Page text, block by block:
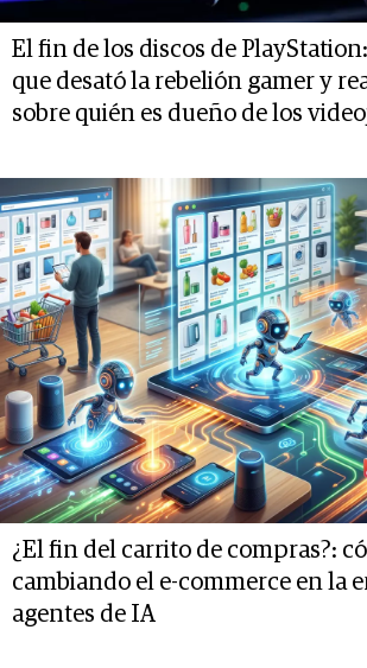
El fin de los discos de
que desató la rebelión gamer y
sobre quién es dueño de los
¿El fin del carrito de compras?:
cambiando el e-commerce en la
agentes de IA